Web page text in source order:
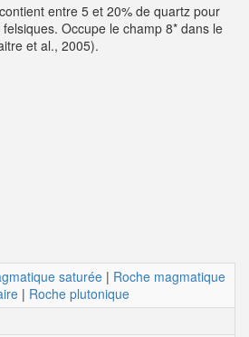
entre 5 et 20% de quartz pour
Occupe le champ 8* dans le
et al., 2005).
saturée | Roche magmatique
| Roche plutonique